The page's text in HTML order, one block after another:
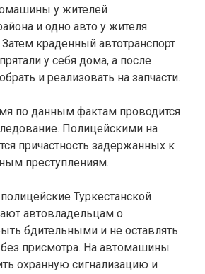
у жителей
и одно авто у жителя
краденный автотранспорт
у себя дома, а после
и реализовать на запчасти.
по данным фактам проводится
Полицейскими на
причастность задержанных к
преступлениям.
Туркестанской
автовладельцам о
бдительными и не оставлять
присмотра. На автомашины
охранную сигнализацию и